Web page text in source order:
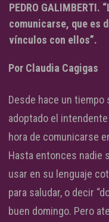
PEDRO
comunicarse, que es
vínculos con ellos”.
Por Claudia Cagigas
Desde hace un
adoptado el intendente
hora de comunicarse
Hasta entonces nadie
usar en su lenguaje
para saludar, o decir
buen domingo. Pero